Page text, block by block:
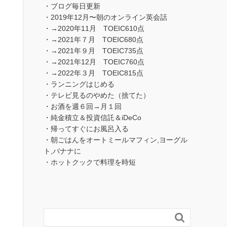
・ブログ毎日更新
・2019年12月〜朝のオンライン英会話
・→2020年11月 TOEIC610点
・→2021年７月 TOEIC680点
・→2021年９月 TOEIC735点
・→2021年12月 TOEIC760点
・→2022年３月 TOEIC815点
・ランニングはじめる
・テレビ見るのやめた（捨てた）
・お酒を週６回→月１回
・純金積立＆投資信託＆iDeCo
・帰ってすぐにお風呂入る
・朝ごはんをオートミールマフィン,ヨーグル
ト,バナナに
・ホットクックで料理を時短
